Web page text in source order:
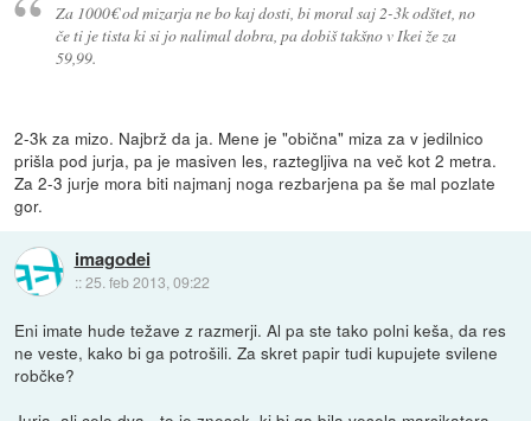
Za 1000€ od mizarja ne bo kaj dosti, bi moral saj 2-3k odštet, no
če ti je tista ki si jo nalimal dobra, pa dobiš takšno v Ikei že za
59,99.
2-3k za mizo. Najbrž da ja. Mene je "obična" miza za v jedilnico
prišla pod jurja, pa je masiven les, raztegljiva na več kot 2 metra.
Za 2-3 jurje mora biti najmanj noga rezbarjena pa še mal pozlate
gor.
imagodei
::25. feb 2013, 09:22
Eni imate hude težave z razmerji. Al pa ste tako polni keša, da res
ne veste, kako bi ga potrošili. Za skret papir tudi kupujete svilene
robčke?